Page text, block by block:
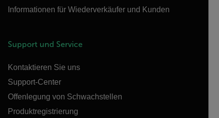
Informationen für Wiederverkäufer und Kunden
Support und Service
Kontaktieren Sie uns
Support-Center
Offenlegung von Schwachstellen
Produktregistrierung